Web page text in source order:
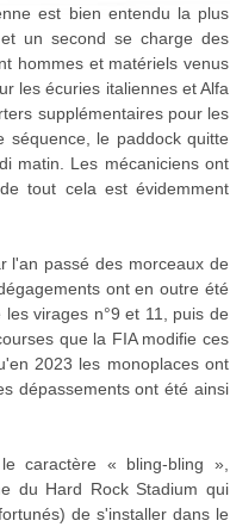
est bien entendu la plus
un second se charge des
hommes et matériels venus
les écuries italiennes et Alfa
supplémentaires pour les
séquence, le paddock quitte
matin. Les mécaniciens ont
tout cela est évidemment
l'an passé des morceaux de
ont en outre été
virages n°9 et 11, puis de
que la FIA modifie ces
2023 les monoplaces ont
dépassements ont été ainsi
caractère « bling-bling »,
du Hard Rock Stadium qui
de s'installer dans le